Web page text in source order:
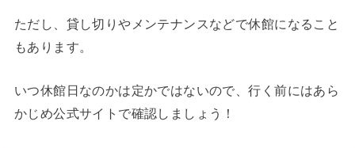
ただし、貸し切りやメンテナンスなどで休館になること
もあります。
いつ休館日なのかは定かではないので、行く前にはあら
かじめ公式サイトで確認しましょう！